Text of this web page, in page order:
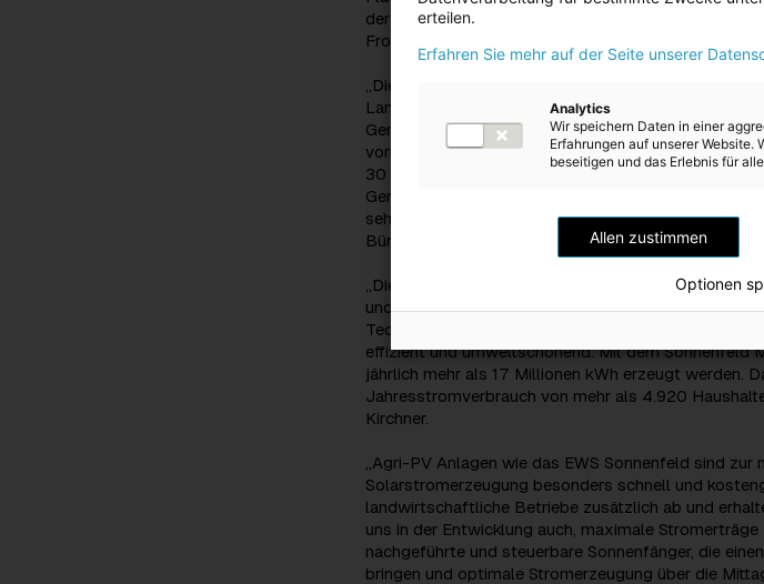
der Gesamtfläche. Neben der Doppelnutzung bietet
Frost- und Dürreschäden.
„Dieses spezielle Agri-PV Konzept hat nicht nur den
Landwirtsfamilien von Anfang an sehr gut gefallen,
Gemeinderat positiv gesehen: Die agrarische
vorrangig erhalten. Böden werden nicht versiegelt,
30 Jahren erneuert oder rückstandslos rückgebaut
Gemeinde Mining einen wichtigen Schritt in Sachen
sehr auf den ersten Solarstrom aus Mining ab dem
Bürgermeister von Mining.
„Die intelligente Nutzung von Flächen durch Agri-
und Klimaschutz auf besonders effiziente Weise.
Technik, um nachhaltige Energie dort zu erzeugen,
effizient und umweltschonend. Mit dem Sonnenfeld
jährlich mehr als 17 Millionen kWh erzeugt werden.
Jahresstromverbrauch von mehr als 4.920
Kirchner.
„Agri-PV Anlagen wie das EWS Sonnenfeld sind zur
Solarstromerzeugung besonders schnell und
landwirtschaftliche Betriebe zusätzlich ab und
uns in der Entwicklung auch, maximale
nachgeführte und steuerbare Sonnenfänger, die
bringen und optimale Stromerzeugung über die
erteilen.
Erfahren Sie mehr auf der Seite unserer
Analytics
Wir speichern Daten in einer
Erfahrungen auf unserer Website.
beseitigen und das Erlebnis für
Allen zustimmen
Optionen